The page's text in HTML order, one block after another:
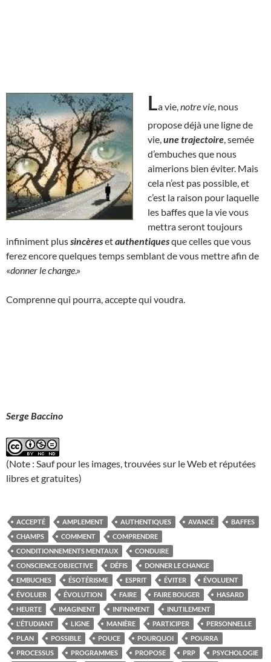
La vie, notre vie , nous
propose déjà une ligne de
vie, une trajectoire , semée
d’embuches que nous
aimerions bien éviter. Mais
cela n’est pas possible, et
c’est la raison pour laquelle
les baffes que la vie vous
mettra seront toujours
infiniment plussincèresetauthentiquesque celles que vous
ferez encore quelques temps semblant de vous mettre afin de
«donner le change.»
Comprenne qui pourra, accepte qui voudra.
Serge Baccino
(Note : Sauf pour les images, trouvées sur le Web et réputées
libres et gratuites)
ACCEPTÉ AMPLEMENT AUTHENTIQUES AVANCÉ
BAFFES
CHAMPS
COMMENT
COMPRENDRE
CONDITIONNEMENTS MENTAUX
CONDUIRE
CONSCIENCE OBJECTIVE
DÉFIS
DONNER LE CHANGE
EMBUCHES
ÉSOTÉRISME ESPRIT ÉVITER
ÉVOLUENT
ÉVOLUER
ÉVOLUTION FAIRE FAIRE BOUGER
HASARD
HEURTE
IMAGINENT INFINIMENT
INUTILEMENT
L'ÉTUDIANT
LIGNE MANIÈRE PARTICIPER
PERSONNELLE
PLAN
POSSIBLE POUCE POURQUOI
POURRA
PROCESSUS
PROGRAMMES PROPOSE PRP
PSYCHOLOGIE